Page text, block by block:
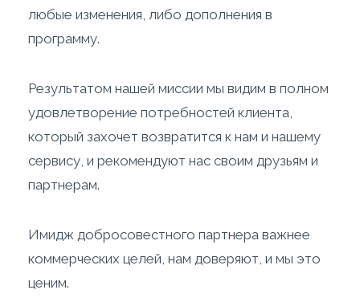
любые изменения, либо дополнения в
программу.
Результатом нашей миссии мы видим в полном
удовлетворение потребностей клиента,
который захочет возвратится к нам и нашему
сервису, и рекомендуют нас своим друзьям и
партнерам.
Имидж добросовестного партнера важнее
коммерческих целей, нам доверяют, и мы это
ценим.